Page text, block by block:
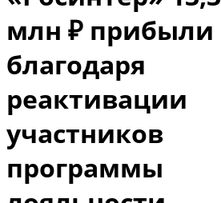
млн ₽ прибыли
благодаря
реактивации
участников
программы